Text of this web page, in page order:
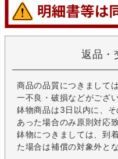
返品・
商品の品質につきまして
一不良・破損などがござ
鉢物商品は3日以内に、
あった場合のみ原則対応
鉢物につきましては、到
た場合は補償の対象外と